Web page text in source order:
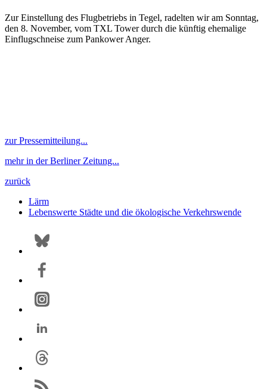
Zur Einstellung des Flugbetriebs in Tegel, radelten wir am Sonntag,
den 8. November, vom TXL Tower durch die künftig ehemalige
Einflugschneise zum Pankower Anger.
zur Pressemitteilung...
mehr in der Berliner Zeitung...
zurück
Lärm
Lebenswerte Städte und die ökologische Verkehrswende